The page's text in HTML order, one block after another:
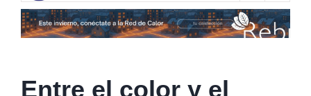
Entre el color y el